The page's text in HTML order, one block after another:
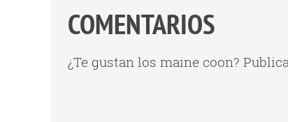
COMENTARIOS
¿Te gustan los maine coon?